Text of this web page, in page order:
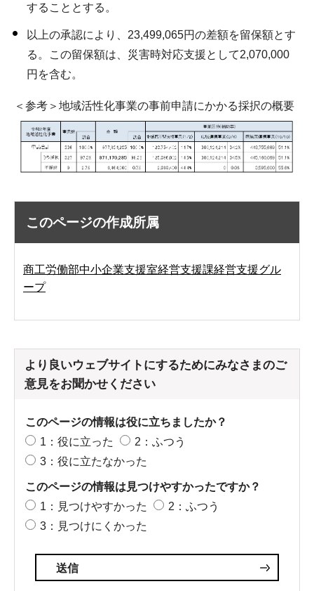
することとする。
以上の承認により、23,499,065円の差額を留保額とす
る。この留保額は、災害時対応支援として2,070,000
円を含む。
＜参考＞地域活性化事業の事前申請にかかる採択の概要
このページの作成所属
商工労働部中小企業支援室経営支援課経営支援グル
ープ
より良いウェブサイトにするためにみなさまのご
意見をお聞かせください
このページの情報は役に立ちましたか？
1：役に立った
2：ふつう
3：役に立たなかった
このページの情報は見つけやすかったですか？
1：見つけやすかった
2：ふつう
3：見つけにくかった